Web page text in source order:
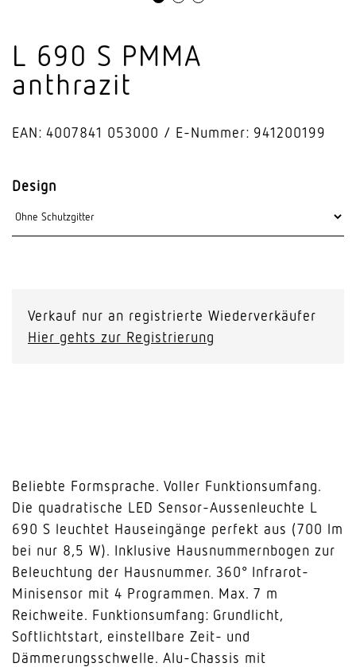
L 690 S PMMA
anthrazit
EAN: 4007841 053000 E-Nummer: 941200199
Design
Verkauf nur an registrierte Wiederverkäufer
Hier gehts zur Registrierung
Beliebte Formsprache. Voller Funktionsumfang.
Die quadratische LED Sensor-Aussenleuchte L
690 S leuchtet Hauseingänge perfekt aus (700 lm
bei nur 8,5 W). Inklusive Hausnummernbogen zur
Beleuchtung der Hausnummer. 360° Infrarot-
Minisensor mit 4 Programmen. Max. 7 m
Reichweite. Funktionsumfang: Grundlicht,
Softlichtstart, einstellbare Zeit- und
Dämmerungsschwelle. Alu-Chassis mit